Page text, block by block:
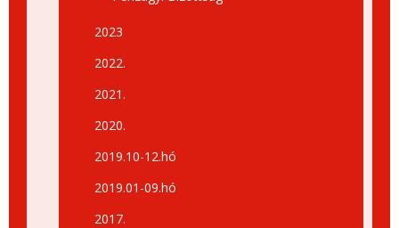
2023
2022.
2021.
2020.
2019.10-12.hó
2019.01-09.hó
2017.